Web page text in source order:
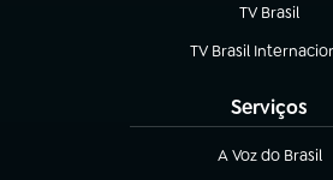
TV Brasil
(abre em
TV Brasil
(abre em nova aba)
Serviços
A Voz do Brasil
(abre em nova